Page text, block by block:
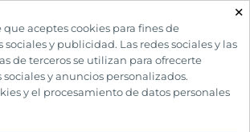
×
aceptes cookies para fines de
y publicidad. Las redes sociales y las
de terceros se utilizan para ofrecerte
y anuncios personalizados.
y el procesamiento de datos personales